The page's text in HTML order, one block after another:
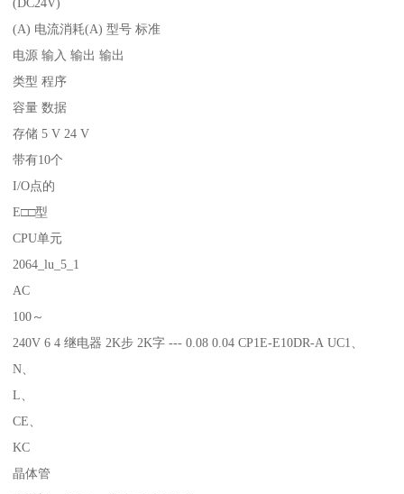
(A) 电流消耗(A) 型号 标准
电源 输入 输出 输出
类型 程序
容量 数据
存储 5 V 24 V
带有10个
I/O点的
E□□型
CPU单元
2064_lu_5_1
AC
100～
240V 6 4 继电器 2K步 2K字 --- 0.08 0.04 CP1E-E10DR-A UC1、
N、
L、
CE、
KC
晶体管